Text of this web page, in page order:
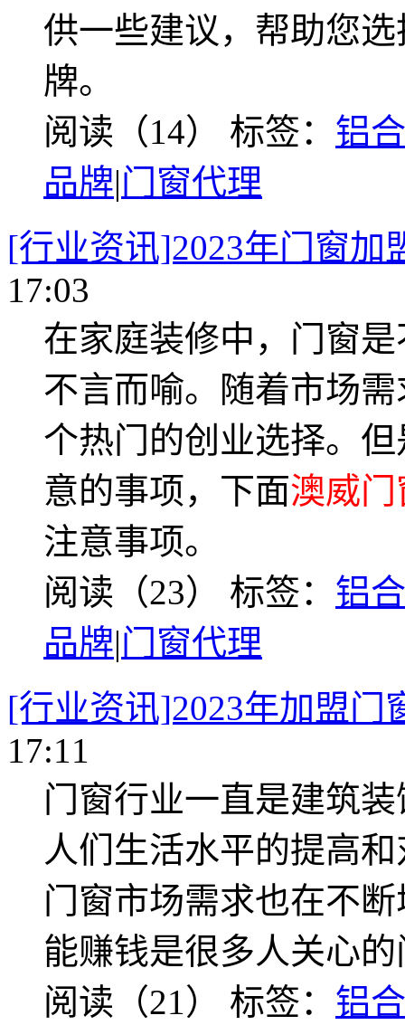
供一些建议，帮助您
牌。
阅读（14） 标签： 铝
品牌|门窗代理
[行业资讯]2023年门窗加
17:03
在家庭装修中，门窗
不言而喻。随着市场
个热门的创业选择。
意的事项，下面澳威门
注意事项。
阅读（23） 标签： 铝
品牌|门窗代理
[行业资讯]2023年加盟门
17:11
门窗行业一直是建筑
人们生活水平的提高
门窗市场需求也在不
能赚钱是很多人关心
阅读（21） 标签： 铝